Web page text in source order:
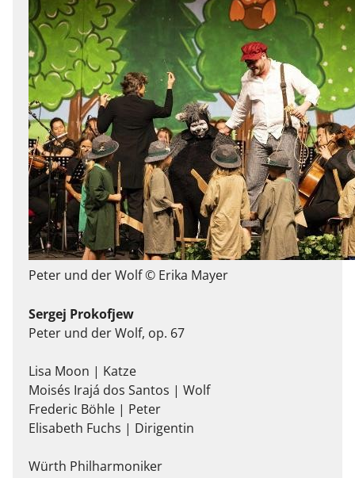
Peter und der Wolf © Erika Mayer
Sergej Prokofjew
Peter und der Wolf, op. 67
Lisa Moon | Katze
Moisés Irajá dos Santos | Wolf
Frederic Böhle | Peter
Elisabeth Fuchs | Dirigentin
Würth Philharmoniker